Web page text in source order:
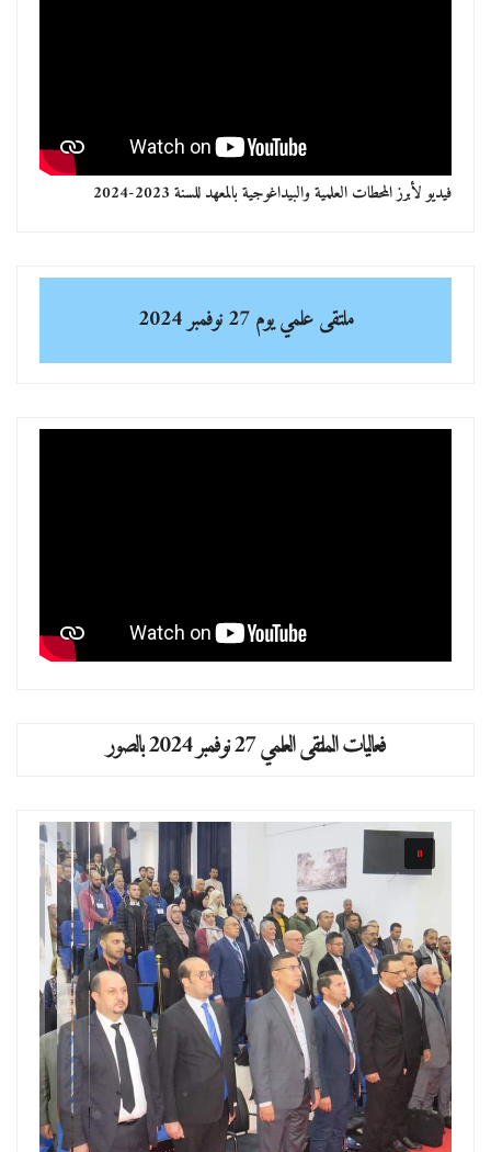
فيديو لأبرز المحطات العلمية والبيداغوجية بالمعهد للسنة 2023-2024
ملتقى علمييوم 27 نوفمبر 2024
فعاليات الملتقى العلمي 27 نوفمبر 2024 بالصور